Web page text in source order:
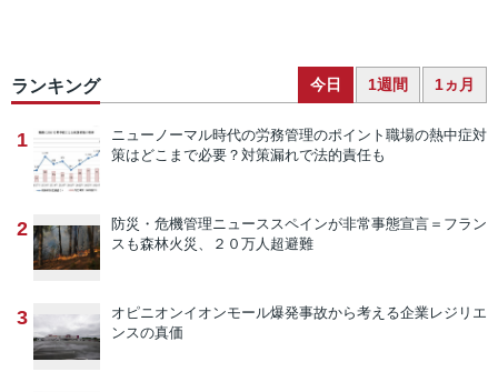
ランキング 今日 1週間 1ヵ月
1 ニューノーマル時代の労務管理のポイント 職場の熱中症対
策はどこまで必要？対策漏れで法的責任も
2 防災・危機管理ニューススペインが非常事態宣言＝フラン
スも森林火災、２０万人超避難
3 オピニオンイオンモール爆発事故から考える企業レジリエ
ンスの真価